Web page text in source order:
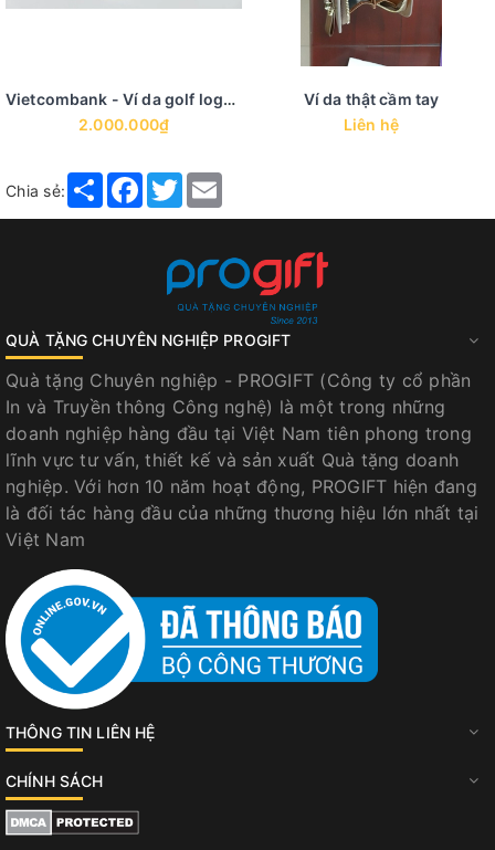
Vietcombank - Ví da golf logo mạ vàng
2.000.000₫
Ví da thật cầm tay
Liên hệ
Chia sẻ: Share Facebook
Twitter
QUÀ TẶNG CHUYÊN NGHIỆP PROGIFT
Quà tặng Chuyên nghiệp - PROGIFT (Công ty cổ phần
In và Truyền thông Công nghệ) là một trong những
doanh nghiệp hàng đầu tại Việt Nam tiên phong trong
lĩnh vực tư vấn, thiết kế và sản xuất Quà tặng doanh
nghiệp. Với hơn 10 năm hoạt động, PROGIFT hiện đang
là đối tác hàng đầu của những thương hiệu lớn nhất tại
Việt Nam
THÔNG TIN LIÊN HỆ
CHÍNH SÁCH